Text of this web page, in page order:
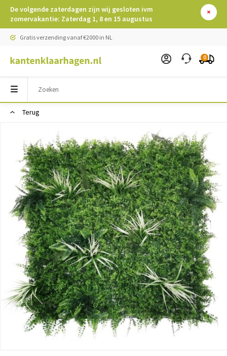
De volgende zaterdagen zijn wij gesloten ivm
zomervakantie: Zaterdag 1, 8 en 15 augustus
Gratis verzending vanaf €2000 in NL
0
Terug